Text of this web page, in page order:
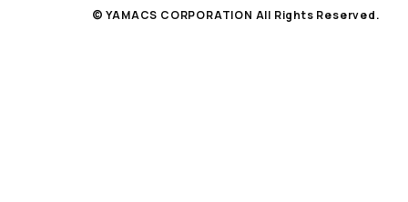
© YAMACS CORPORATION All Rights Reserved.